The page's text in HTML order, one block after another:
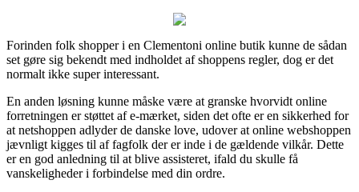
Forinden folk shopper i en Clementoni online butik kunne de sådan
set gøre sig bekendt med indholdet af shoppens regler, dog er det
normalt ikke super interessant.
En anden løsning kunne måske være at granske hvorvidt online
forretningen er støttet af e-mærket, siden det ofte er en sikkerhed for
at netshoppen adlyder de danske love, udover at online webshoppen
jævnligt kigges til af fagfolk der er inde i de gældende vilkår. Dette
er en god anledning til at blive assisteret, ifald du skulle få
vanskeligheder i forbindelse med din ordre.